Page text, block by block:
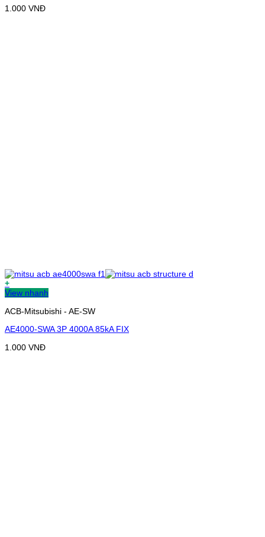
1.000 VNĐ
+
View nhanh
ACB-Mitsubishi - AE-SW
AE4000-SWA 3P 4000A 85kA FIX
1.000 VNĐ